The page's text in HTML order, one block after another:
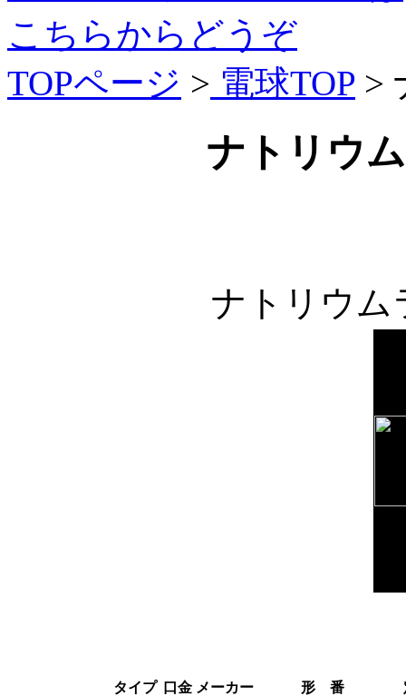
こちらからどうぞ
TOPページ > 電球TOP >
ナトリウ
ナトリウム
タイプ 口金 メーカー 形 番